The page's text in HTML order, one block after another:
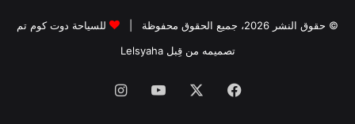
© حقوق النشر 2026، جميع الحقوق محفوظة |
للسياحة دوت كوم تم
تصميمه من قِبل Lelsyaha
فيسبوك ‫YouTube